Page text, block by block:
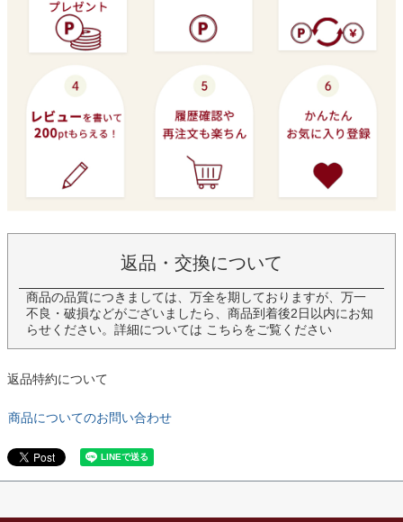
返品・交換について
商品の品質につきましては、万全を期しておりますが、万一
不良・破損などがございましたら、商品到着後2日以内にお知
らせください。詳細については こちらをご覧ください
返品特約について
商品についてのお問い合わせ